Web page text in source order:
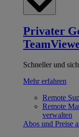
Privater
Schneller und
Mehr erfahren
Remote
Remote
verwalten
Abos und Preise